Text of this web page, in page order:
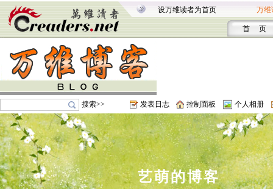
设万维读者为首页 万维
首 页
搜索>> 发表日志 控制面板 个人相册
艺萌的博客